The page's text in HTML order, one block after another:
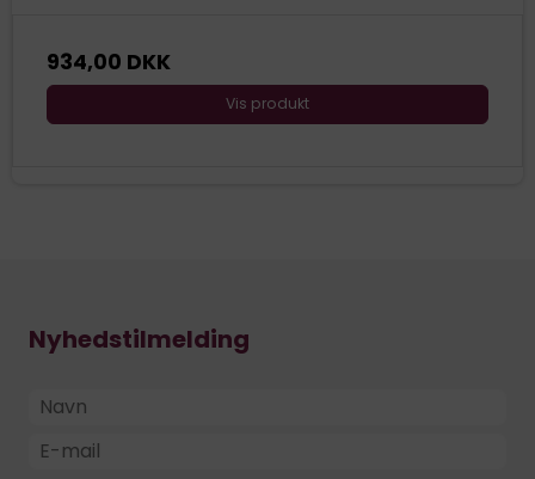
934,00 DKK
Vis produkt
Nyhedstilmelding